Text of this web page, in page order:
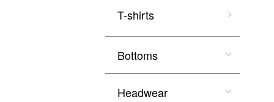
T-shirts
Bottoms
Headwear